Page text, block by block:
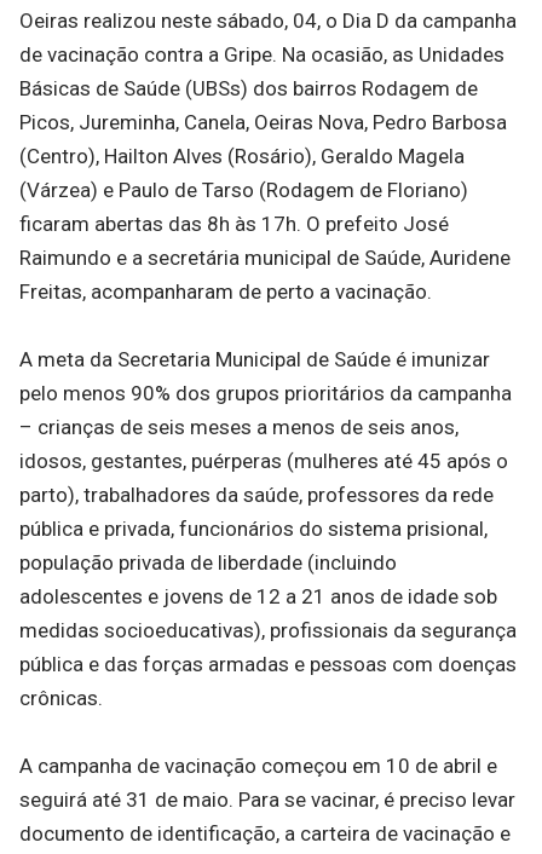
Oeiras realizou neste sábado, 04, o Dia D da campanha
de vacinação contra a Gripe. Na ocasião, as Unidades
Básicas de Saúde (UBSs) dos bairros Rodagem de
Picos, Jureminha, Canela, Oeiras Nova, Pedro Barbosa
(Centro), Hailton Alves (Rosário), Geraldo Magela
(Várzea) e Paulo de Tarso (Rodagem de Floriano)
ficaram abertas das 8h às 17h. O prefeito José
Raimundo e a secretária municipal de Saúde, Auridene
Freitas, acompanharam de perto a vacinação.
A meta da Secretaria Municipal de Saúde é imunizar
pelo menos 90% dos grupos prioritários da campanha
– crianças de seis meses a menos de seis anos,
idosos, gestantes, puérperas (mulheres até 45 após o
parto), trabalhadores da saúde, professores da rede
pública e privada, funcionários do sistema prisional,
população privada de liberdade (incluindo
adolescentes e jovens de 12 a 21 anos de idade sob
medidas socioeducativas), profissionais da segurança
pública e das forças armadas e pessoas com doenças
crônicas.
A campanha de vacinação começou em 10 de abril e
seguirá até 31 de maio. Para se vacinar, é preciso levar
documento de identificação, a carteira de vacinação e